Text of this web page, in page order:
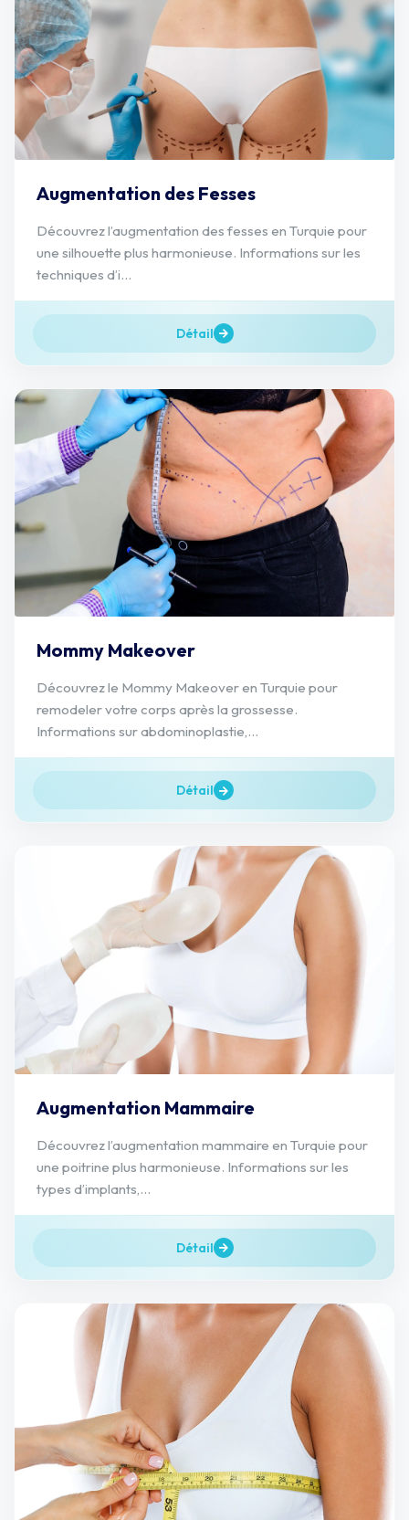
Augmentation des Fesses
Découvrez l’augmentation des fesses en Turquie pour
une silhouette plus harmonieuse. Informations sur les
techniques d’i...
Détail
Mommy Makeover
Découvrez le Mommy Makeover en Turquie pour
remodeler votre corps après la grossesse.
Informations sur abdominoplastie,...
Détail
Augmentation Mammaire
Découvrez l’augmentation mammaire en Turquie pour
une poitrine plus harmonieuse. Informations sur les
types d’implants,...
Détail